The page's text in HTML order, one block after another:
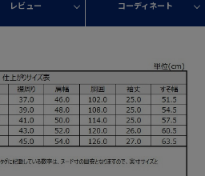
レビュー コーディネート